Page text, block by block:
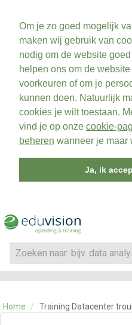
Om je zo goed mogelijk
maken wij gebruik van
nodig om de website
helpen ons om de
voorkeuren of om je
kunnen doen. Natuurlijk
cookies je wilt toestaan.
vind je op onze cookie-
beheren wanneer je maar
Ja, ik
CATEGORIE
OVER ONS
Home / Training Datacenter